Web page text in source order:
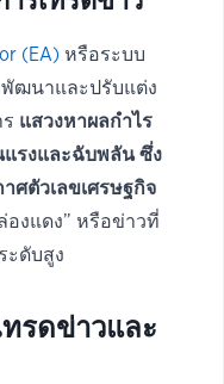
(EA) หรือระบบ
ฒนาและปรับแต่ง
แสวงหาผลกำไร
รงและฉับพลัน ซึ่ง
ศตัวเลขเศรษฐกิจ
งแดง” หรือข่าวที่
ะดับสูง
รดข่าวและ